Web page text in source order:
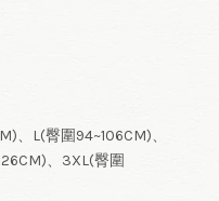
、L(臀圍94~106CM)、
、3XL(臀圍